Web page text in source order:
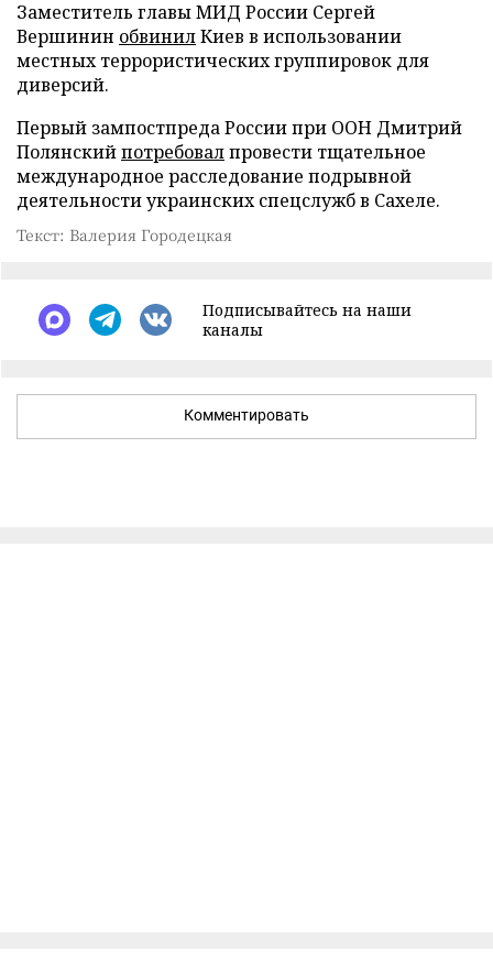
Заместитель главы МИД России Сергей
Вершинин обвинилКиев в использовании
местных террористических группировок для
диверсий.
Первый зампостпреда России при ООН Дмитрий
Полянскийпотребовалпровести тщательное
международное расследование подрывной
деятельности украинских спецслужб в Сахеле.
Текст: Валерия Городецкая
Подписывайтесь на наши
каналы
Комментировать